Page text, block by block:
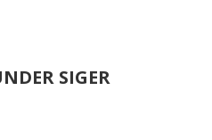
SIGER